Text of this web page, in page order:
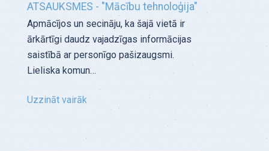
ATSAUKSMES - "Mācību tehnoloģija"
Apmācījos un secināju, ka šajā vietā ir
ārkārtīgi daudz vajadzīgas informācijas
saistībā ar personīgo pašizaugsmi.
Lieliska komun…
Uzzināt vairāk